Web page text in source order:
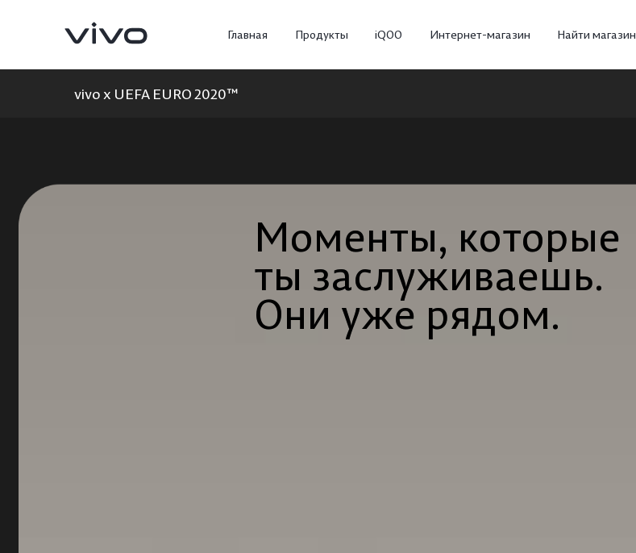
Главная Продукты iQOO Интернет-магазин Найти магазин
X300 Pro X300 X300 FE
vivo x UEFA EURO 2020™
Моменты, которые
Моменты, которые
ты заслуживаешь.
ты заслуживаешь.
Они уже рядом.
Они уже рядом.